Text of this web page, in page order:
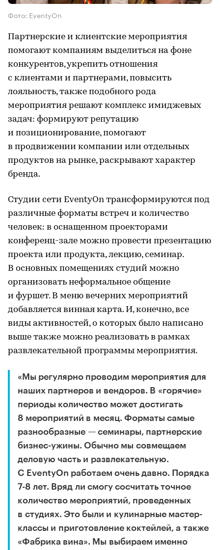
Фото: EventyOn
Партнерские и клиентские мероприятия
помогают компаниям выделиться на фоне
конкурентов, укрепить отношения
с клиентами и партнерами, повысить
лояльность, также подобного рода
мероприятия решают комплекс имиджевых
задач: формируют репутацию
и позиционирование, помогают
в продвижении компании или отдельных
продуктов на рынке, раскрывают характер
бренда.
Студии сети EventyOn трансформируются под
различные форматы встреч и количество
человек: в оснащенном проекторами
конференц-зале можно провести презентацию
проекта или продукта, лекцию, семинар.
В основных помещениях студий можно
организовать неформальное общение
и фуршет. В меню вечерних мероприятий
добавляется винная карта. И, конечно, все
виды активностей, о которых было написано
выше также можно реализовать в рамках
развлекательной программы мероприятия.
«Мы регулярно проводим мероприятия для
наших партнеров и вендоров. В «горячие»
периоды количество может достигать
8 мероприятий в месяц. Форматы самые
разнообразные — семинары, партнерские
бизнес-ужины. Обычно мы совмещаем
деловую часть и развлекательную.
С EventyOn работаем очень давно. Порядка
7-8 лет. Вряд ли смогу сосчитать точное
количество мероприятий, проведенных
в студиях. Это были и кулинарные мастер-
классы и приготовление коктейлей, а также
«Фабрика вина». Мы выбираем именно